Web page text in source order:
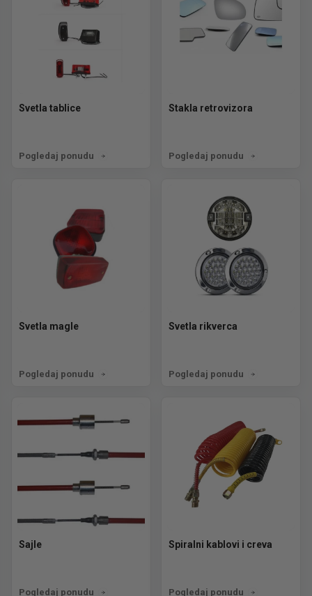
Svetla tablice
Pogledaj ponudu
Stakla retrovizora
Pogledaj ponudu
Svetla magle
Pogledaj ponudu
Svetla rikverca
Pogledaj ponudu
Sajle
Pogledaj ponudu
Spiralni kablovi i creva
Pogledaj ponudu